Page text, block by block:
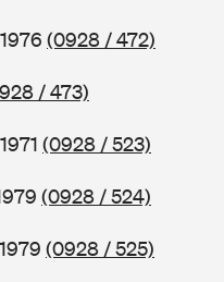
(0928 / 472)
/ 473)
(0928 / 523)
(0928 / 524)
(0928 / 525)